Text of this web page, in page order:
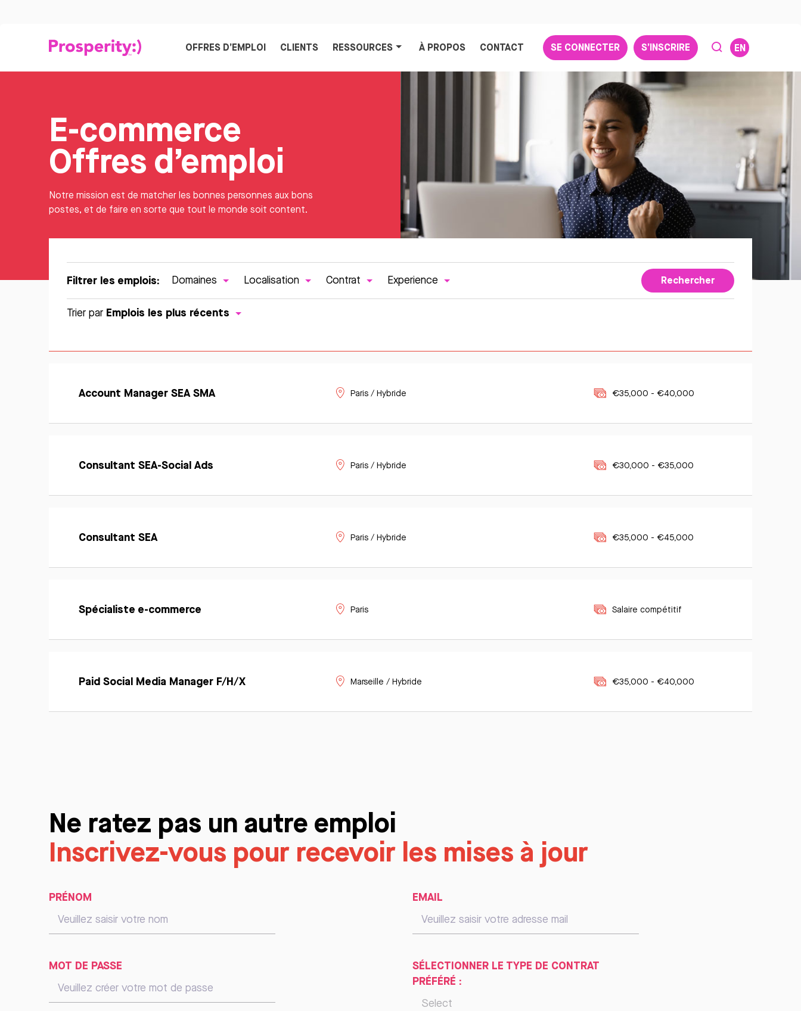
OFFRES D’EMPLOI CLIENTS RESSOURCES À PROPOS CONTACT SE CONNECTER S’INSCRIRE EN
E-commerce
Offres d’emploi
Notre mission est de matcher les bonnes personnes aux bons
postes, et de faire en sorte que tout le monde soit content.
Filtrer les emplois: Domaines Localisation Contrat Experience Rechercher
Trier par Emplois les plus récents
Account Manager SEA SMA Paris / Hybride €35,000 - €40,000
savoir
plus Postuler
Consultant SEA-Social Ads Paris / Hybride €30,000 - €35,000
savoir
plus Postuler
Consultant SEA Paris / Hybride €35,000 - €45,000
savoir
plus Postuler
Spécialiste e-commerce Paris Salaire compétitif
savoir
plus Postuler
Paid Social Media Manager F/H/X Marseille / Hybride €35,000 - €40,000
savoir
plus Postuler
Ne ratez pas un autre emploi
Inscrivez-vous pour recevoir les mises à jour
PRÉNOM EMAIL
MOT DE PASSE
SÉLECTIONNER LE TYPE DE CONTRAT
PRÉFÉRÉ :